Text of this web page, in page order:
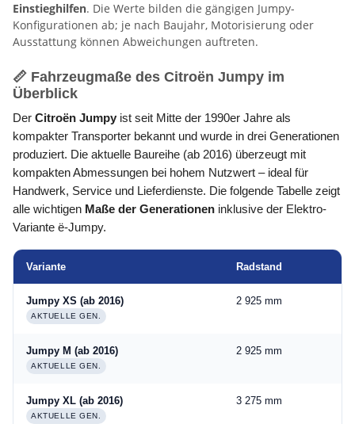
Einstieghilfen. Die Werte bilden die gängigen Jumpy-
Konfigurationen ab; je nach Baujahr, Motorisierung oder
Ausstattung können Abweichungen auftreten.
📏 Fahrzeugmaße des Citroën Jumpy im
Überblick
Der Citroën Jumpy ist seit Mitte der 1990er Jahre als
kompakter Transporter bekannt und wurde in drei Generationen
produziert. Die aktuelle Baureihe (ab 2016) überzeugt mit
kompakten Abmessungen bei hohem Nutzwert – ideal für
Handwerk, Service und Lieferdienste. Die folgende Tabelle zeigt
alle wichtigen Maße der Generationen inklusive der Elektro-
Variante ë-Jumpy.
Variante Radstand
Jumpy XS (ab 2016)
AKTUELLE GEN.
2 925 mm
Jumpy M (ab 2016)
AKTUELLE GEN.
2 925 mm
Jumpy XL (ab 2016)
AKTUELLE GEN.
3 275 mm